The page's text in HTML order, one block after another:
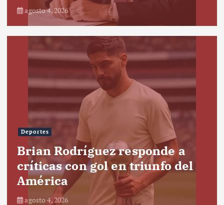
agosto 4, 2026
Deportes
Brian Rodríguez responde a
críticas con gol en triunfo del
América
agosto 4, 2026